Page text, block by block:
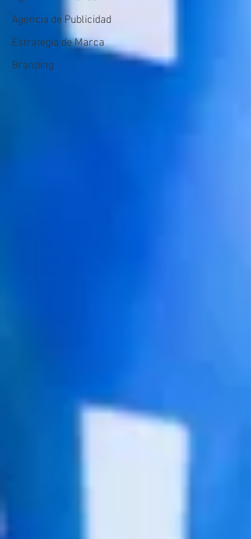
Agencia de Publicidad
Estrategia de Marca
Branding